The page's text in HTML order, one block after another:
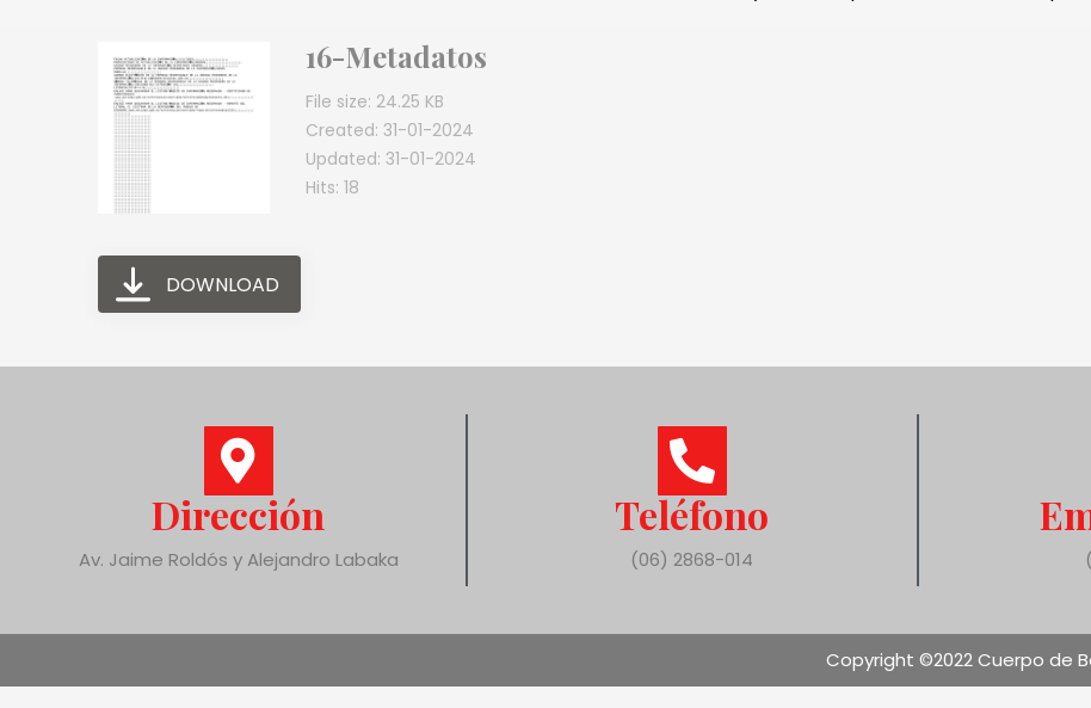
16-Metadatos
File size: 24.25 KB
Created: 31-01-2024
Updated: 31-01-2024
Hits: 18
DOWNLOAD
Dirección
Av. Jaime Roldós y Alejandro Labaka
Teléfono
(06) 2868-014
Copyright ©2022 Cuerpo de